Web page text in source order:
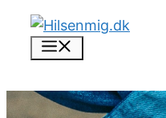
Skip
content